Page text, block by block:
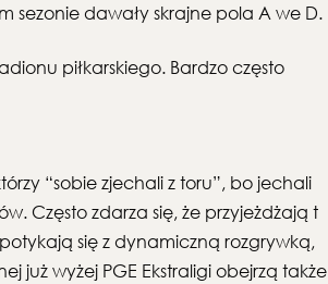
sezonie dawały skrajne pola A we D.
piłkarskiego. Bardzo często
“sobie zjechali z toru”, bo jechali
Często zdarza się, że przyjeżdżają t
się z dynamiczną rozgrywką,
już wyżej PGE Ekstraligi obejrzą także